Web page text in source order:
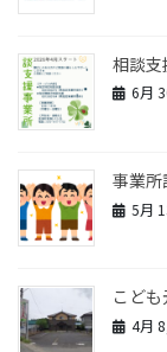
相談支
6月
事業所
5月
こど
4月